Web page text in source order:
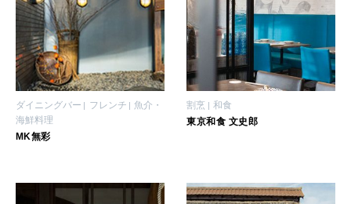
ダイニングバー フレンチ
魚介・
海鮮料理
MK無彩
割烹 和食
東京和食 文史郎